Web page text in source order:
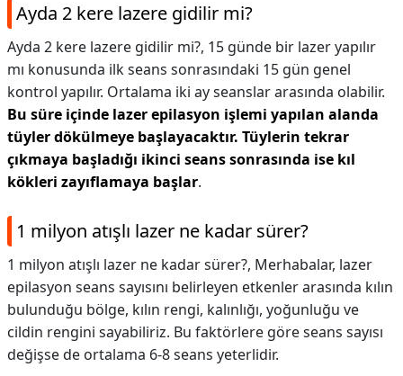
Ayda 2 kere lazere gidilir mi?
Ayda 2 kere lazere gidilir mi?, 15 günde bir lazer yapılır
mı konusunda ilk seans sonrasındaki 15 gün genel
kontrol yapılır. Ortalama iki ay seanslar arasında olabilir.
Bu süre içinde lazer epilasyon işlemi yapılan alanda
tüyler dökülmeye başlayacaktır. Tüylerin tekrar
çıkmaya başladığı ikinci seans sonrasında ise kıl
kökleri zayıflamaya başlar.
1 milyon atışlı lazer ne kadar sürer?
1 milyon atışlı lazer ne kadar sürer?, Merhabalar, lazer
epilasyon seans sayısını belirleyen etkenler arasında kılın
bulunduğu bölge, kılın rengi, kalınlığı, yoğunluğu ve
cildin rengini sayabiliriz. Bu faktörlere göre seans sayısı
değişse de ortalama 6-8 seans yeterlidir.